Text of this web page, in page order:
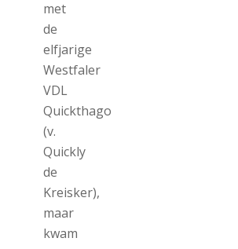
met
de
elfjarige
Westfaler
VDL
Quickthago
(v.
Quickly
de
Kreisker),
maar
kwam